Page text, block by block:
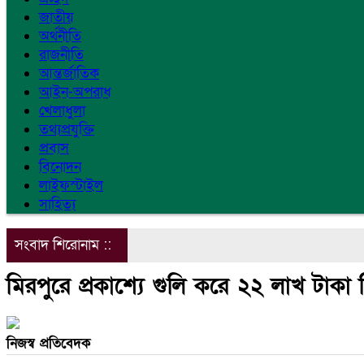
জাতীয়
অর্থনীতি
রাজনীতি
আন্তর্জাতিক
আইন-অপরাধ
খেলাধুলা
তথ্যপ্রযুক্তি
প্রবাস
বিনোদন
লাইফস্টাইল
সাহিত্য
সংবাদ শিরোনাম ::
মিরপুরে প্রকাশ্যে গুলি করে ২২ লাখ টাকা
নিজস্ব প্রতিবেদক